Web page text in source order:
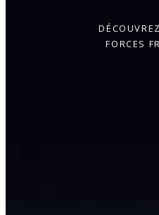
FORCES